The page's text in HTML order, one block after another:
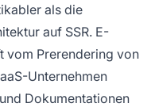
als die
auf SSR. E-
vom Prerendering von
Unternehmen
Dokumentationen